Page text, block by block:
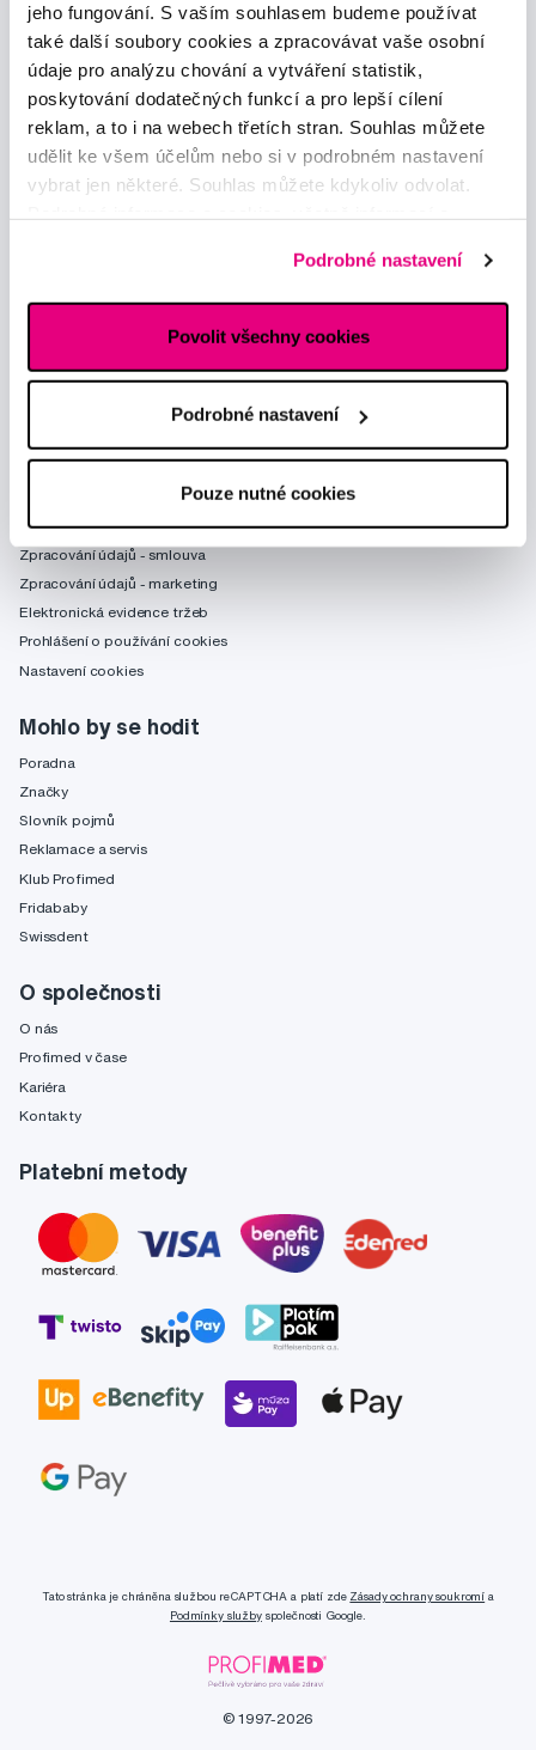
jeho fungování. S vaším souhlasem budeme používat
také další soubory cookies a zpracovávat vaše osobní
údaje pro analýzu chování a vytváření statistik,
poskytování dodatečných funkcí a pro lepší cílení
reklam, a to i na webech třetích stran. Souhlas můžete
udělit ke všem účelům nebo si v podrobném nastavení
vybrat jen některé. Souhlas můžete kdykoliv odvolat.
Podrobné nastavení
Povolit všechny cookies
Podrobné nastavení
Pouze nutné cookies
obchod@profimed.cz
Vše o nákupu
Způsob doručení
Zpracování údajů - smlouva
Zpracování údajů - marketing
Elektronická evidence tržeb
Prohlášení o používání cookies
Nastavení cookies
Mohlo by se hodit
Poradna
Značky
Slovník pojmů
Reklamace a servis
Klub Profimed
Fridababy
Swissdent
O společnosti
O nás
Profimed v čase
Kariéra
Kontakty
Platební metody
Tato stránka je chráněna službou reCAPTCHA a platí zde Zásady ochrany soukromí a
Podmínky službyspolečnosti Google.
© 1997-2026